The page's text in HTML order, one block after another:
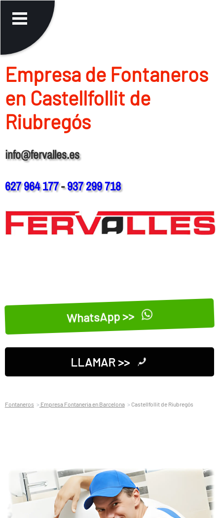
Empresa de Fontaneros
en Castellfollit de
Riubregós
info@fervalles.es
627 964 177-937 299 718
WhatsApp >>
LLAMAR >>
Fontaneros Empresa Fontaneria en Barcelona Castellfollit de Riubregós